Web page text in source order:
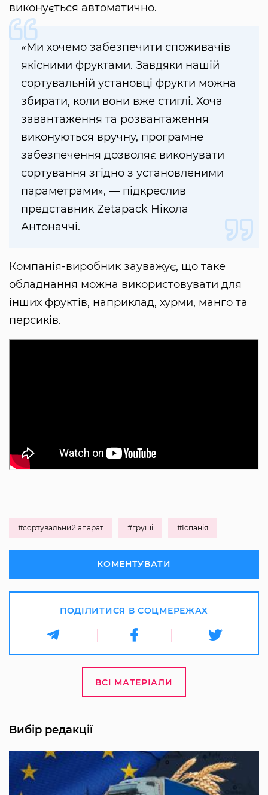
виконується автоматично.
«Ми хочемо забезпечити споживачів
якісними фруктами. Завдяки нашій
сортувальній установці фрукти можна
збирати, коли вони вже стиглі. Хоча
завантаження та розвантаження
виконуються вручну, програмне
забезпечення дозволяє виконувати
сортування згідно з установленими
параметрами», — підкреслив
представник Zetapack Нікола
Антоначчі.
Компанія-виробник зауважує, що таке
обладнання можна використовувати для
інших фруктів, наприклад, хурми, манго та
персиків.
#сортувальний апарат #груші #Іспанія
КОМЕНТУВАТИ
ПОДІЛИТИСЯ В СОЦМЕРЕЖАХ
ВСІ МАТЕРІАЛИ
Вибір редакції